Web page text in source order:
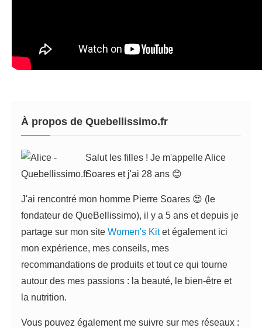
À propos de Quebellissimo.fr
Salut les filles ! Je m'appelle Alice
Soares et j'ai 28 ans 😊
J'ai rencontré mon homme Pierre Soares 😍 (le
fondateur de QueBellissimo), il y a 5 ans et depuis je
partage sur mon site Women's Kitet également ici
mon expérience, mes conseils, mes
recommandations de produits et tout ce qui tourne
autour des mes passions : la beauté, le bien-être et
la nutrition.
Vous pouvez également me suivre sur mes réseaux :